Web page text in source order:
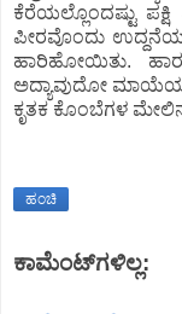
ಕೆರೆಯಲ್ಲೊಂದಷ್ಟು
ಪೀರವೊಂದು ಉದ್ದನೆಯ
ಹಾರಿಹೋಯಿತು.
ಅದ್ಯಾವುದೋ
ಕೃತಕ ಕೊಂಬೆಗಳ
ಹಂಚಿ
ಕಾಮೆಂಟ್‌ಗಳಿಲ್ಲ: